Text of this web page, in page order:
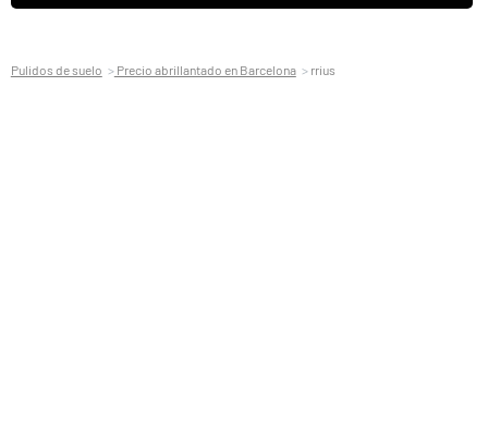
Pulidos de suelo Precio abrillantado en Barcelona rrius